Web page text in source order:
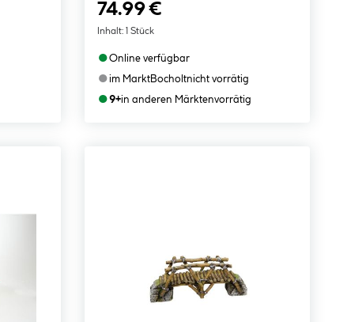
74.99 €
Inhalt: 1 Stück
●Online verfügbar
●im MarktBocholtnicht vorrätig
●9+in anderen Märktenvorrätig